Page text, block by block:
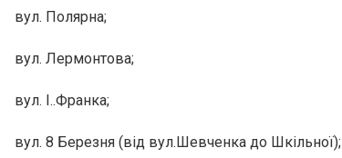
вул. Полярна;
вул. Лермонтова;
вул. І..Франка;
вул. 8 Березня (від вул.Шевченка до Шкільної);